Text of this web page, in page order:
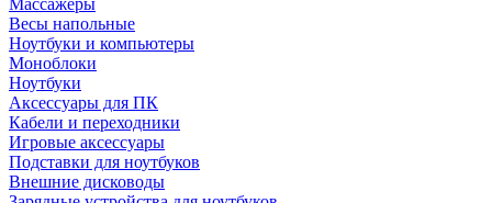
Массажеры
Весы напольные
Ноутбуки и компьютеры
Моноблоки
Ноутбуки
Аксессуары для ПК
Кабели и переходники
Игровые аксессуары
Подставки для ноутбуков
Внешние дисководы